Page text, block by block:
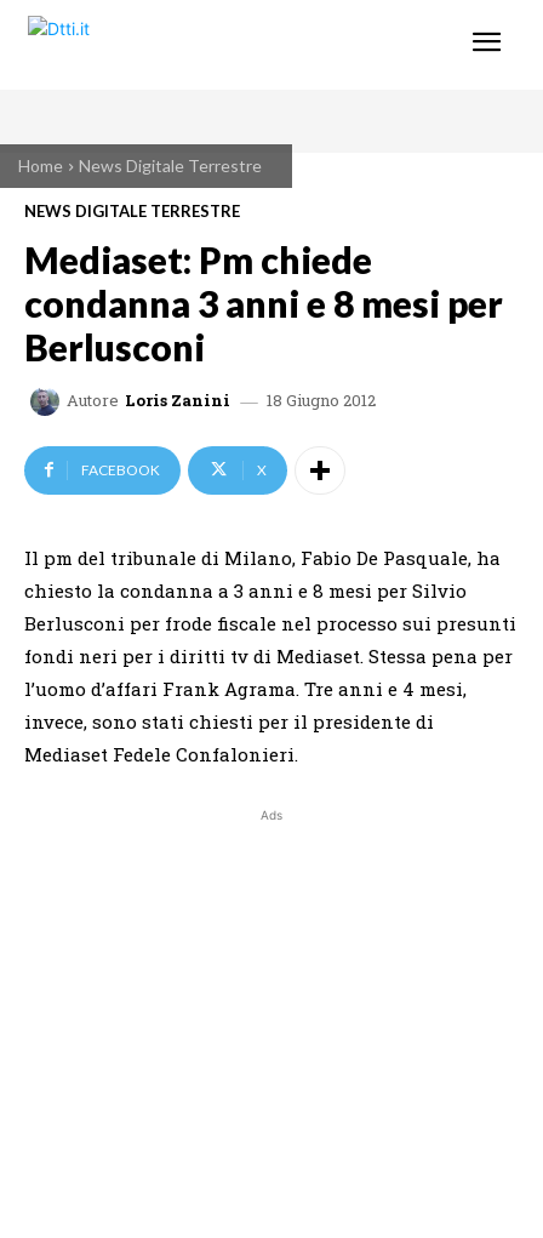
Home News Digitale Terrestre
NEWS DIGITALE TERRESTRE
Mediaset: Pm chiede
condanna 3 anni e 8 mesi per
Berlusconi
Autore Loris Zanini 18 Giugno 2012
FACEBOOK X
Il pm del tribunale di Milano, Fabio De Pasquale, ha
chiesto la condanna a 3 anni e 8 mesi per Silvio
Berlusconi per frode fiscale nel processo sui presunti
fondi neri per i diritti tv di Mediaset. Stessa pena per
l’uomo d’affari Frank Agrama. Tre anni e 4 mesi,
invece, sono stati chiesti per il presidente di
Mediaset Fedele Confalonieri.
Ads